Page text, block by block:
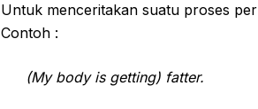
Untuk menceritakan suatu proses
Contoh :
(My body is getting) fatter.